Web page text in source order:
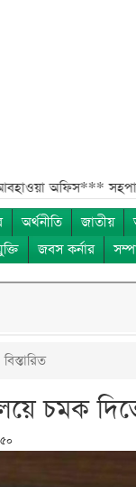
সহপাঠীদের
অর্থনীতি জাতীয়
জবস কর্নার
বিস্তারিত
চমক